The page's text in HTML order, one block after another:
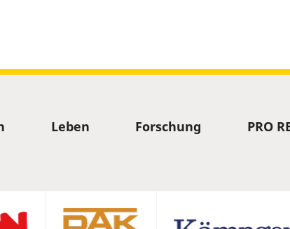
Leben Forschung PRO